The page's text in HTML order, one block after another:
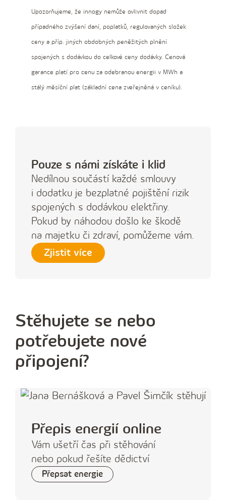
Upozorňujeme, že innogy nemůže ovlivnit dopad
případného zvýšení daní, poplatků, regulovaných složek
ceny a příp. jiných obdobných peněžitých plnění
spojených s dodávkou do celkové ceny dodávky. Cenová
garance platí pro cenu za odebranou energii v MWh a
stálý měsíční plat (základní cena zveřejněná v ceníku).
Pouze s námi získáte i klid
Nedílnou součástí každé smlouvy
i dodatku je bezplatné pojištění rizik
spojených s dodávkou elektřiny.
Pokud by náhodou došlo ke škodě
na majetku či zdraví, pomůžeme vám.
Zjistit více
Stěhujete se nebo
potřebujete nové
připojení?
Přepis energií online
Vám ušetří čas při stěhování
nebo pokud řešíte dědictví
Přepsat energie